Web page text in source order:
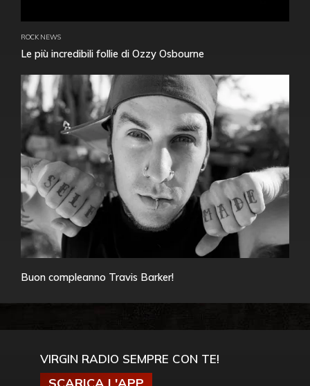
ROCK NEWS
Le più incredibili follie di Ozzy Osbourne
Buon compleanno Travis Barker!
VIRGIN RADIO SEMPRE CON TE!